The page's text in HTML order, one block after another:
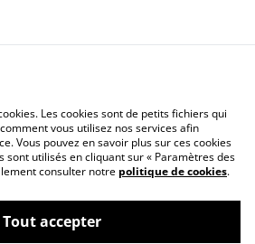
Legal Terms
Cookie Policy
Les cookies sont de petits fichiers qui
vous utilisez nos services afin
Vous pouvez en savoir plus sur ces cookies
sont utilisés en cliquant sur « Paramètres des
consulter notre politique de cookies.
Tout accepter